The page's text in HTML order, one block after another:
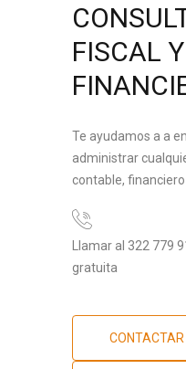
FISCAL Y
Te ayudamos a a
administrar
contable, financiero
Llamar al 322 779
gratuita
CONTACTAR